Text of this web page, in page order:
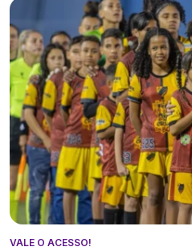
VALE O ACESSO!